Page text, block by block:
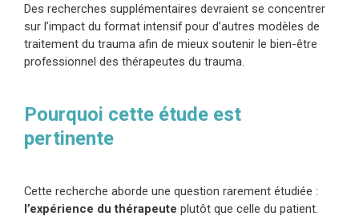
Des recherches supplémentaires devraient se concentrer
sur l’impact du format intensif pour d’autres modèles de
traitement du trauma afin de mieux soutenir le bien-être
professionnel des thérapeutes du trauma.
Pourquoi cette étude est
pertinente
Cette recherche aborde une question rarement étudiée :
l’expérience du thérapeute plutôt que celle du patient.